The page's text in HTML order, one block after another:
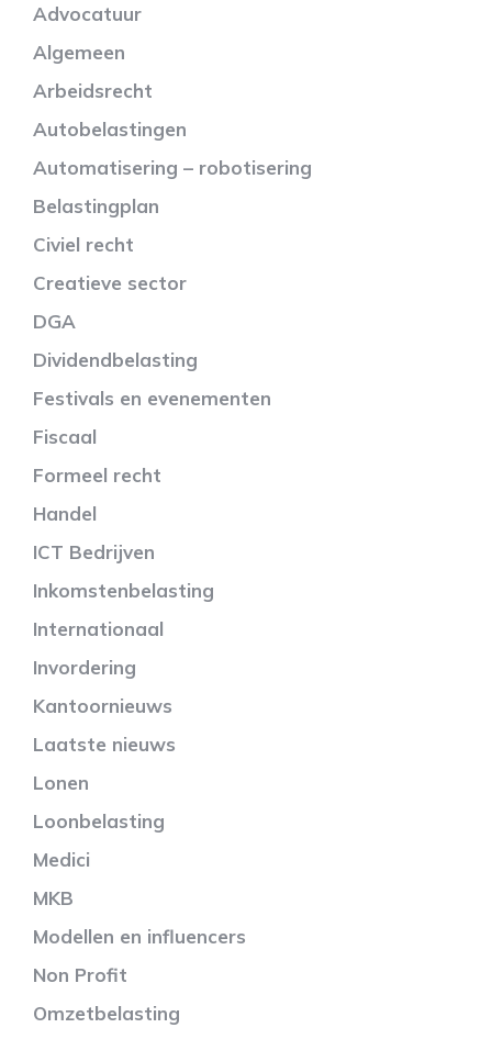
Advocatuur
Algemeen
Arbeidsrecht
Autobelastingen
Automatisering – robotisering
Belastingplan
Civiel recht
Creatieve sector
DGA
Dividendbelasting
Festivals en evenementen
Fiscaal
Formeel recht
Handel
ICT Bedrijven
Inkomstenbelasting
Internationaal
Invordering
Kantoornieuws
Laatste nieuws
Lonen
Loonbelasting
Medici
MKB
Modellen en influencers
Non Profit
Omzetbelasting